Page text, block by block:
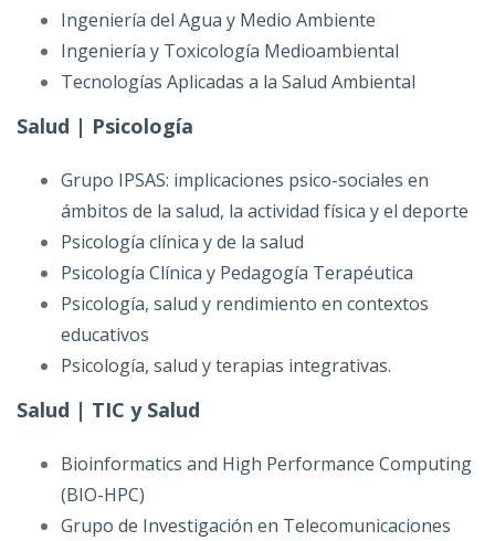
Ingeniería del Agua y Medio Ambiente
Ingeniería y Toxicología Medioambiental
Tecnologías Aplicadas a la Salud Ambiental
Salud | Psicología
Grupo IPSAS: implicaciones psico-sociales en
ámbitos de la salud, la actividad física y el deporte
Psicología clínica y de la salud
Psicología Clínica y Pedagogía Terapéutica
Psicología, salud y rendimiento en contextos
educativos
Psicología, salud y terapias integrativas.
Salud | TIC y Salud
Bioinformatics and High Performance Computing
(BIO-HPC)
Grupo de Investigación en Telecomunicaciones